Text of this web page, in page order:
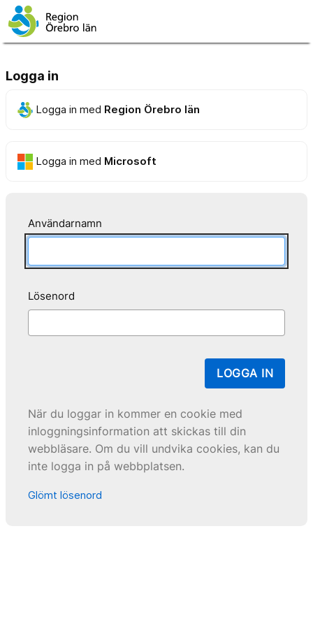
Logga in
Logga in med Region Örebro län
Logga in med Microsoft
Användarnamn
Lösenord
LOGGA IN
När du loggar in kommer en cookie med
inloggningsinformation att skickas till din
webbläsare. Om du vill undvika cookies, kan du
inte logga in på webbplatsen.
Glömt lösenord